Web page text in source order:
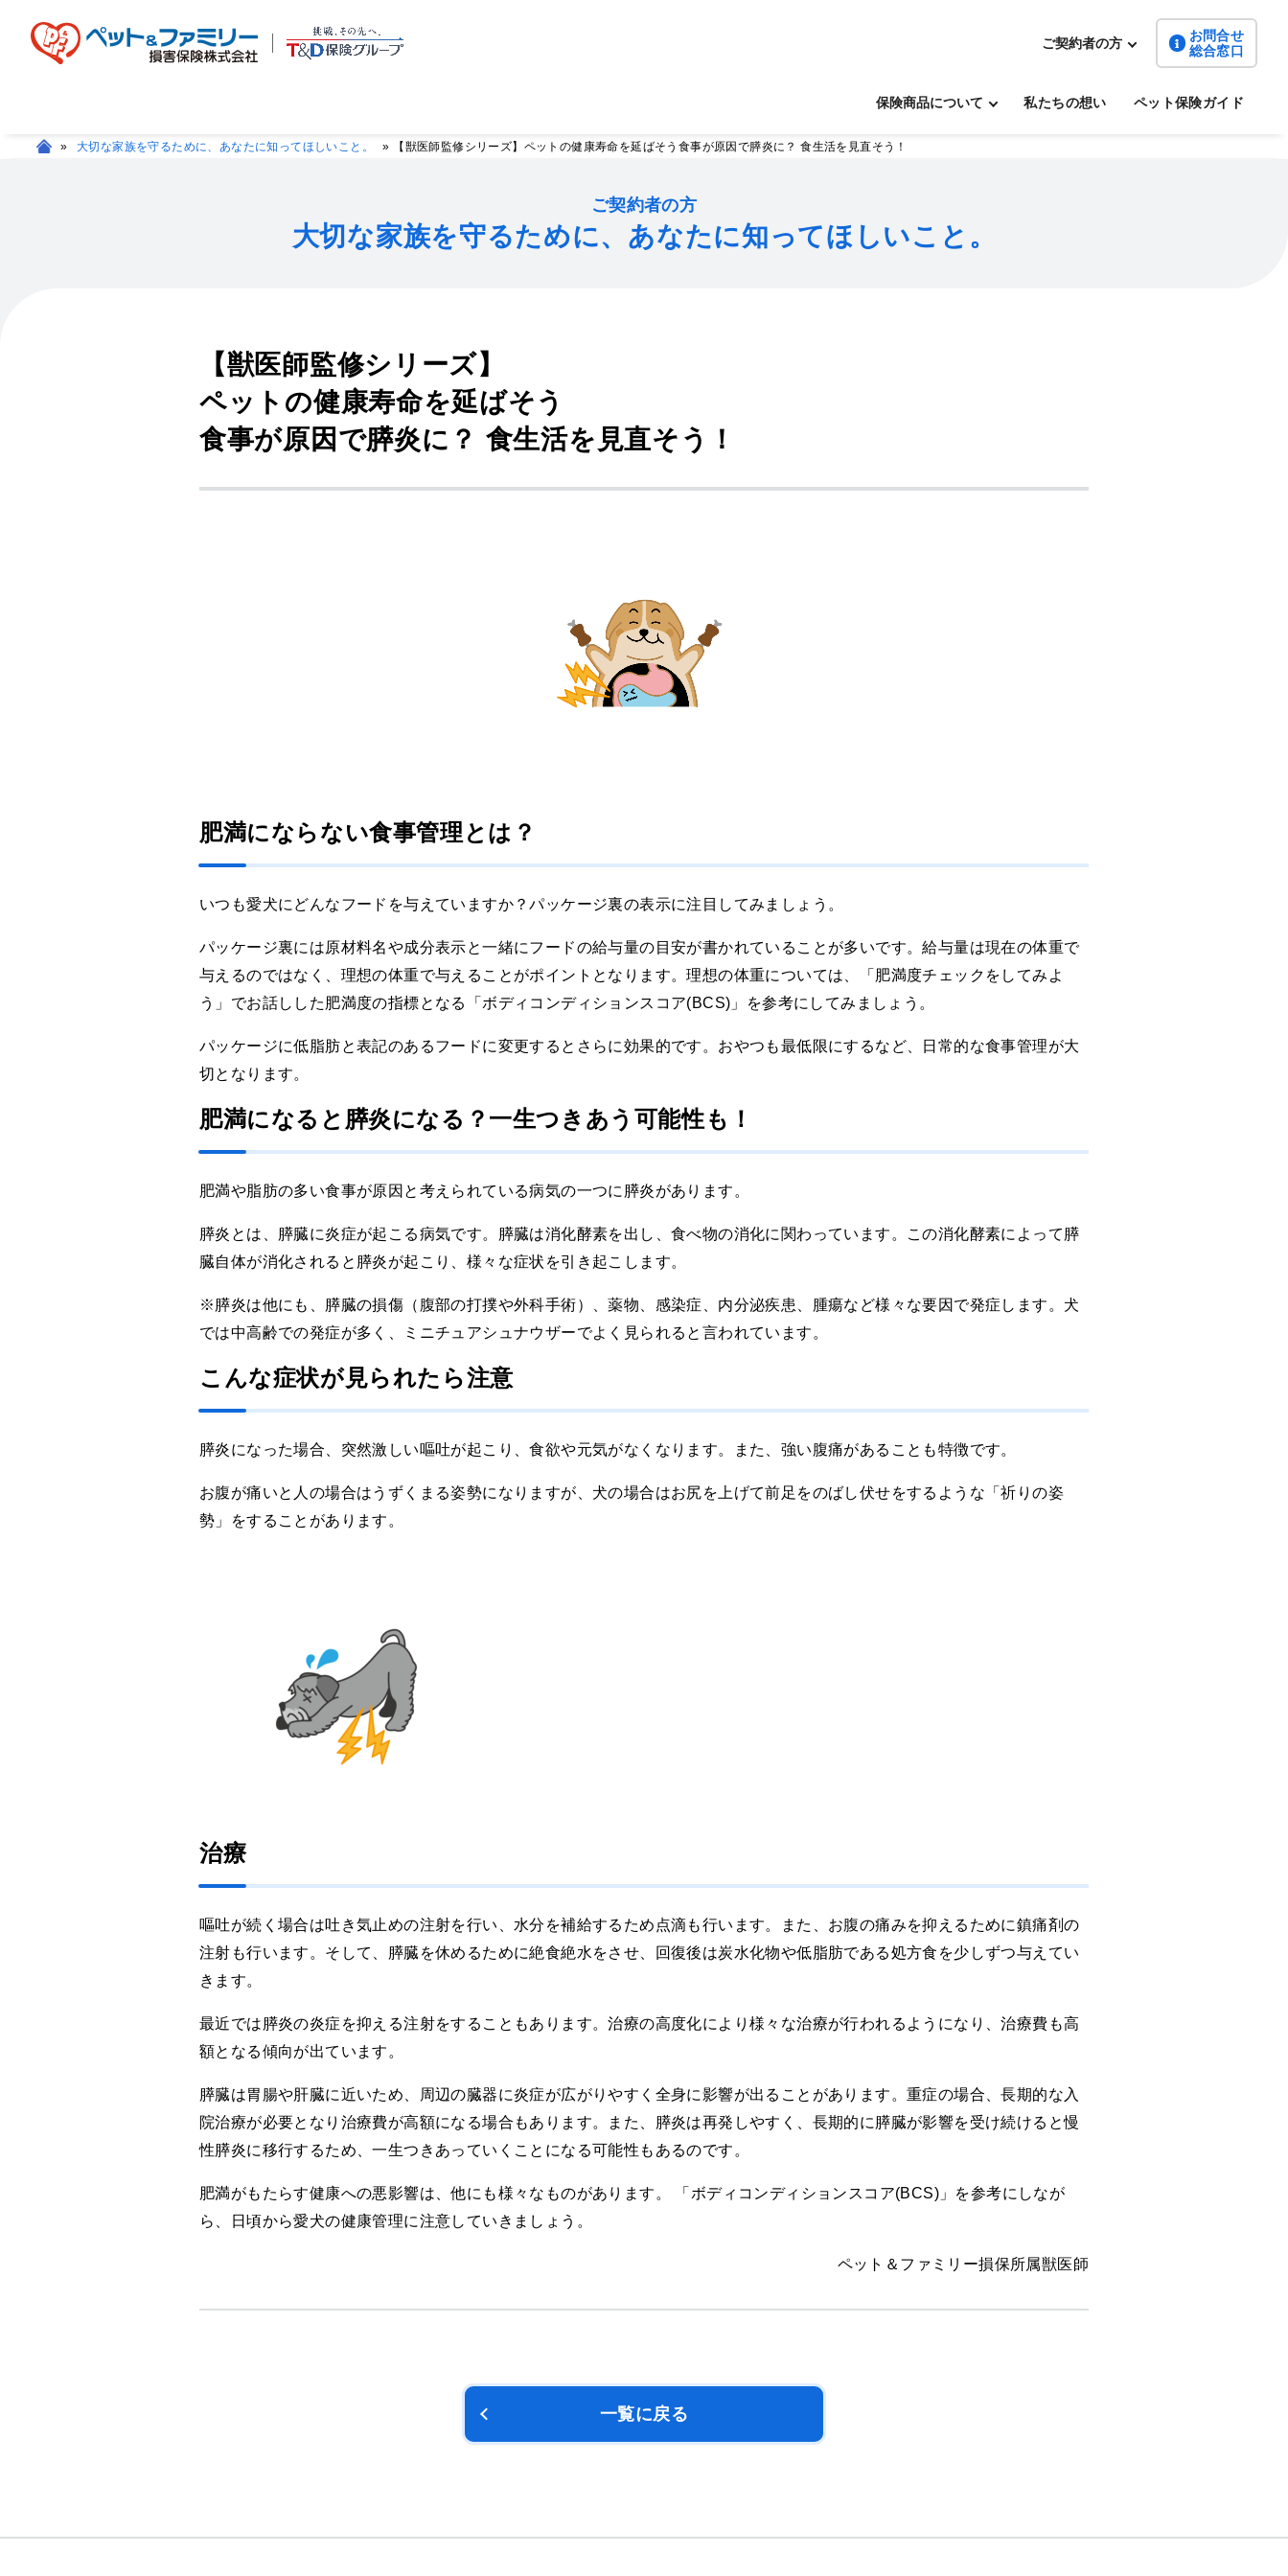
ご契約者の方
お問合せ
総合窓口
保険商品について 私たちの想い ペット保険ガイド
» 大切な家族を守るために、あなたに知ってほしいこと。 » 【獣医師監修シリーズ】ペットの健康寿命を延ばそう食事が原因で膵炎に？ 食生活を見直そう！
ご契約者の方
大切な家族を守るために、あなたに知ってほしいこと。
【獣医師監修シリーズ】
ペットの健康寿命を延ばそう
食事が原因で膵炎に？ 食生活を見直そう！
肥満にならない食事管理とは？
いつも愛犬にどんなフードを与えていますか？パッケージ裏の表示に注目してみましょう。
パッケージ裏には原材料名や成分表示と一緒にフードの給与量の目安が書かれていることが多いです。給与量は現在の体重で
与えるのではなく、理想の体重で与えることがポイントとなります。理想の体重については、「肥満度チェックをしてみよ
う」でお話しした肥満度の指標となる「ボディコンディションスコア(BCS)」を参考にしてみましょう。
パッケージに低脂肪と表記のあるフードに変更するとさらに効果的です。おやつも最低限にするなど、日常的な食事管理が大
切となります。
肥満になると膵炎になる？一生つきあう可能性も！
肥満や脂肪の多い食事が原因と考えられている病気の一つに膵炎があります。
膵炎とは、膵臓に炎症が起こる病気です。膵臓は消化酵素を出し、食べ物の消化に関わっています。この消化酵素によって膵
臓自体が消化されると膵炎が起こり、様々な症状を引き起こします。
※膵炎は他にも、膵臓の損傷（腹部の打撲や外科手術）、薬物、感染症、内分泌疾患、腫瘍など様々な要因で発症します。犬
では中高齢での発症が多く、ミニチュアシュナウザーでよく見られると言われています。
こんな症状が見られたら注意
膵炎になった場合、突然激しい嘔吐が起こり、食欲や元気がなくなります。また、強い腹痛があることも特徴です。
お腹が痛いと人の場合はうずくまる姿勢になりますが、犬の場合はお尻を上げて前足をのばし伏せをするような「祈りの姿
勢」をすることがあります。
治療
嘔吐が続く場合は吐き気止めの注射を行い、水分を補給するため点滴も行います。また、お腹の痛みを抑えるために鎮痛剤の
注射も行います。そして、膵臓を休めるために絶食絶水をさせ、回復後は炭水化物や低脂肪である処方食を少しずつ与えてい
きます。
最近では膵炎の炎症を抑える注射をすることもあります。治療の高度化により様々な治療が行われるようになり、治療費も高
額となる傾向が出ています。
膵臓は胃腸や肝臓に近いため、周辺の臓器に炎症が広がりやすく全身に影響が出ることがあります。重症の場合、長期的な入
院治療が必要となり治療費が高額になる場合もあります。また、膵炎は再発しやすく、長期的に膵臓が影響を受け続けると慢
性膵炎に移行するため、一生つきあっていくことになる可能性もあるのです。
肥満がもたらす健康への悪影響は、他にも様々なものがあります。 「ボディコンディションスコア(BCS)」を参考にしなが
ら、日頃から愛犬の健康管理に注意していきましょう。
ペット＆ファミリー損保所属獣医師
一覧に戻る